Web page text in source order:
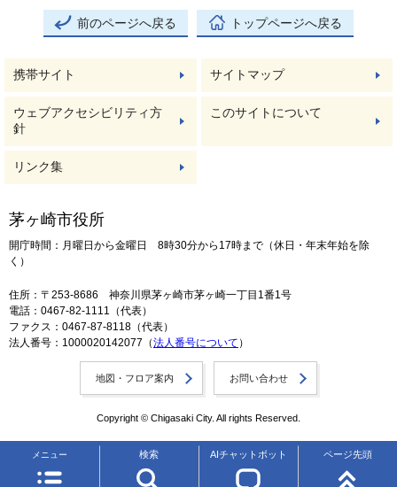
前のページへ戻る トップページへ戻る
メニュー 検索 AIチャットボット ページ先頭
携帯サイト サイトマップ
ウェブアクセシビリティ方
針
このサイトについて
リンク集
茅ヶ崎市役所
開庁時間：月曜日から金曜日 8時30分から17時まで（休日・年末年始を除
く）
住所：〒253-8686 神奈川県茅ヶ崎市茅ヶ崎一丁目1番1号
電話：0467-82-1111（代表）
ファクス：0467-87-8118（代表）
法人番号：1000020142077（法人番号について ）
地図・フロア案内 お問い合わせ
Copyright © Chigasaki City. All rights Reserved.